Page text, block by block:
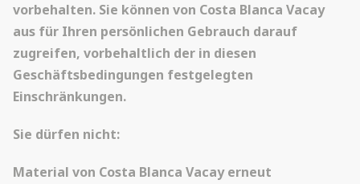
vorbehalten. Sie können von Costa Blanca Vacay
aus für Ihren persönlichen Gebrauch darauf
zugreifen, vorbehaltlich der in diesen
Geschäftsbedingungen festgelegten
Einschränkungen.
Sie dürfen nicht:
Material von Costa Blanca Vacay erneut